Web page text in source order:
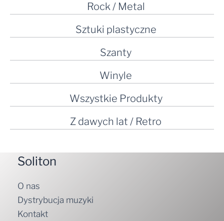
Rock / Metal
Sztuki plastyczne
Szanty
Winyle
Wszystkie Produkty
Z dawych lat / Retro
Soliton
O nas
Dystrybucja muzyki
Kontakt